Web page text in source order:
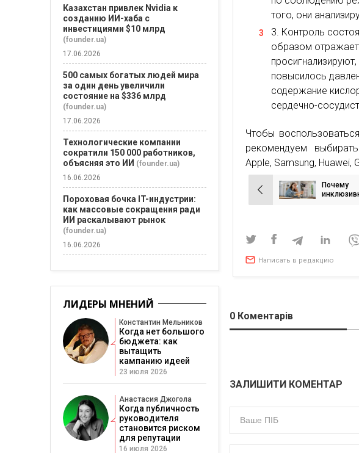
того, они
Контроль
образом
повысилось
содержание
сердечно-
Чтобы
рекомендуем
Apple, Samsung, Huawei,
Навигация
по
Почему
Написать в редакцию
0 Коментарів
ЗАЛИШИТИ КОМЕНТАР
Казахстан привлек Nvidia к
созданию ИИ-хаба с
инвестициями $10 млрд
(founder.ua)
17.06.2026
500 самых богатых людей мира
за один день увеличили
состояние на $336 млрд
(founder.ua)
17.06.2026
Технологические компании
сократили 150 000 работников,
объясняя это ИИ (founder.ua)
16.06.2026
Пороховая бочка IT-индустрии:
как массовые сокращения ради
ИИ раскалывают рынок
(founder.ua)
16.06.2026
ЛИДЕРЫ МНЕНИЙ
Константин Мельников
Когда нет большого
бюджета: как
вытащить
кампанию идеей
23 июля 2026
Анастасия Джогола
Когда публичность
руководителя
становится риском
для репутации
16 июля 2026